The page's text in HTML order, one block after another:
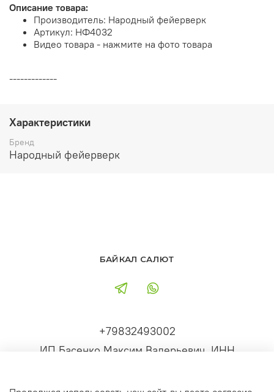
Описание товара:
Производитель: Народный фейерверк
Артикул: НФ4032
Видео товара - нажмите на фото товара
-------------
Характеристики
Бренд
Народный фейерверк
+79832493002
ИП Басенко Максим Валерьевич, ИНН
БАЙКАЛ САЛЮТ